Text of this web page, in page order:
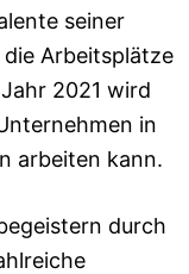
seiner
Arbeitsplätze
2021 wird
in
arbeiten kann.
durch